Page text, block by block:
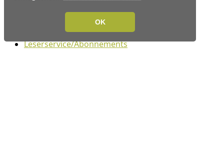
OK
Impressum
Datenschutzerklärung
Mediaservice/Mediadaten
Leserservice/Abonnements